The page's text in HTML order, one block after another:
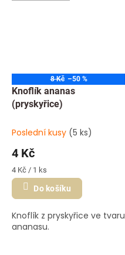
8 Kč –50 %
Knoflík ananas
(pryskyřice)
Poslední kusy (5 ks)
4 Kč
Měrná
cena:
4 Kč / 1 ks
Do košíku
Knoflík z pryskyřice ve tvaru
ananasu.